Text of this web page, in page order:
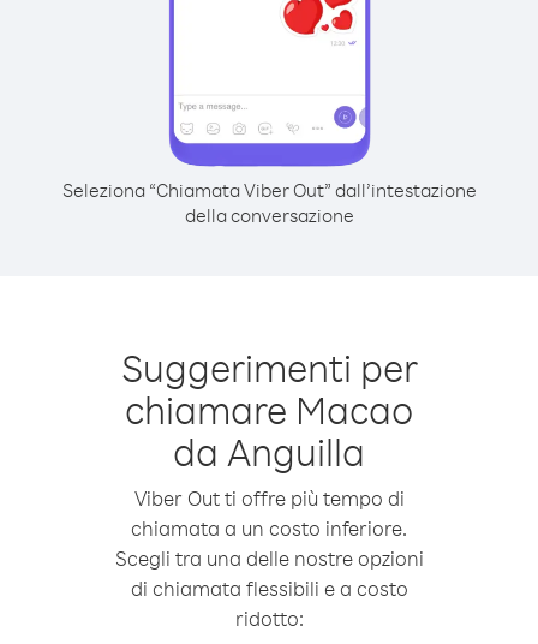
Seleziona “Chiamata Viber Out” dall’intestazione
della conversazione
Suggerimenti per
chiamare Macao
da Anguilla
Viber Out ti offre più tempo di
chiamata a un costo inferiore.
Scegli tra una delle nostre opzioni
di chiamata flessibili e a costo
ridotto: